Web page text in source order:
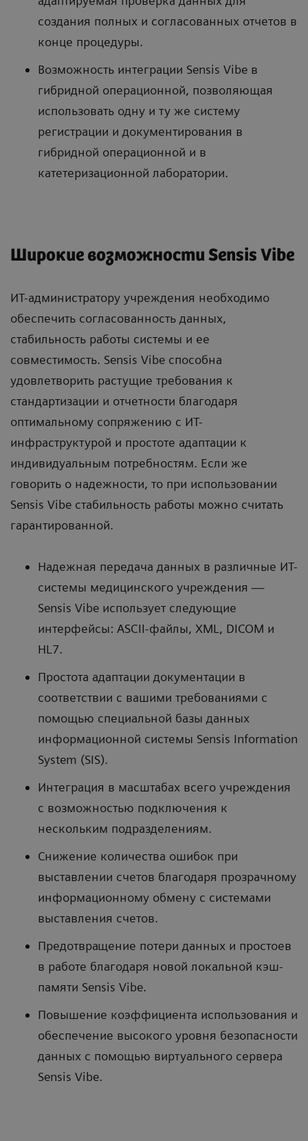
создания полных и согласованных отчетов в
конце процедуры.
Возможность интеграции Sensis Vibe в
гибридной операционной, позволяющая
использовать одну и ту же систему
регистрации и документирования в
гибридной операционной и в
катетеризационной лаборатории.
Широкие возможности Sensis Vibe
ИТ-администратору учреждения необходимо
обеспечить согласованность данных,
стабильность работы системы и ее
совместимость. Sensis Vibe способна
удовлетворить растущие требования к
стандартизации и отчетности благодаря
оптимальному сопряжению с ИТ-
инфраструктурой и простоте адаптации к
индивидуальным потребностям. Если же
говорить о надежности, то при использовании
Sensis Vibe стабильность работы можно считать
гарантированной.
Надежная передача данных в различные ИТ-
системы медицинского учреждения —
Sensis Vibe использует следующие
интерфейсы: ASCII-файлы, XML, DICOM и
HL7.
Простота адаптации документации в
соответствии с вашими требованиями с
помощью специальной базы данных
информационной системы Sensis Information
System (SIS).
Интеграция в масштабах всего учреждения
с возможностью подключения к
нескольким подразделениям.
Снижение количества ошибок при
выставлении счетов благодаря прозрачному
информационному обмену с системами
выставления счетов.
Предотвращение потери данных и простоев
в работе благодаря новой локальной кэш-
памяти Sensis Vibe.
Повышение коэффициента использования и
обеспечение высокого уровня безопасности
данных с помощью виртуального сервера
Sensis Vibe.